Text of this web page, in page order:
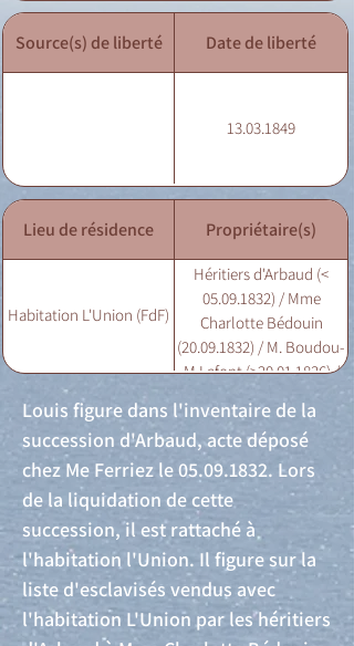
Source(s) de liberté Date de liberté
13.03.1849
Lieu de résidence Propriétaire(s)
Habitation L'Union (FdF)
Héritiers d'Arbaud (<
05.09.1832) / Mme
Charlotte Bédouin
(20.09.1832) / M. Boudou-
M.Lafont (>20.01.1836) /
M. Boudou (>12.1836)
Louis figure dans l'inventaire de la
succession d'Arbaud, acte déposé
chez Me Ferriez le05.09.1832. Lors
de la liquidation de cette
succession, il est rattaché à
l'habitation l'Union. Il figure sur la
liste d'esclavisés vendus avec
l'habitation L'Union par les héritiers